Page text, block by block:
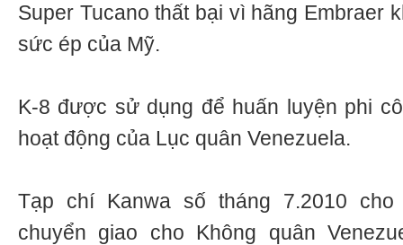
Super Tucano thất bại vì hãng Embraer
sức ép của Mỹ.
K-8 được sử dụng để huấn luyện phi
hoạt động của Lục quân Venezuela.
Tạp chí Kanwa số tháng 7.2010
chuyển giao cho Không quân